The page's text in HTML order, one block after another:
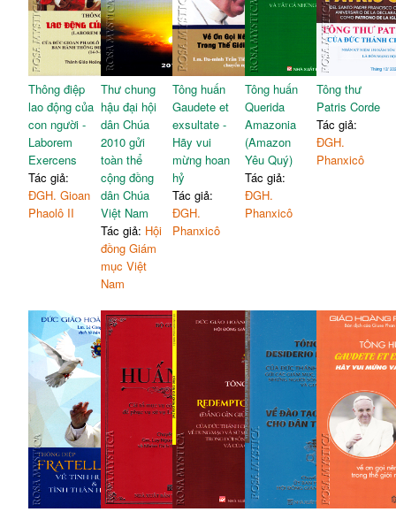
Thông điệp
lao động của
con người -
Laborem
Exercens
Tác giả:
ĐGH. Gioan
Phaolô II
Thư chung
hậu đại hội
dân Chúa
2010 gửi
toàn thể
cộng đồng
dân Chúa
Việt Nam
Tác giả: Hội
đồng Giám
mục Việt
Nam
Tông huấn
Gaudete et
exsultate -
Hãy vui
mừng hoan
hỷ
Tác giả:
ĐGH.
Phanxicô
Tông huấn
Querida
Amazonia
(Amazon
Yêu Quý)
Tác giả:
ĐGH.
Phanxicô
Tông thư
Patris Corde
Tác giả:
ĐGH.
Phanxicô